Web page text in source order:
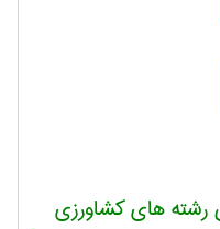
های کشاورزی